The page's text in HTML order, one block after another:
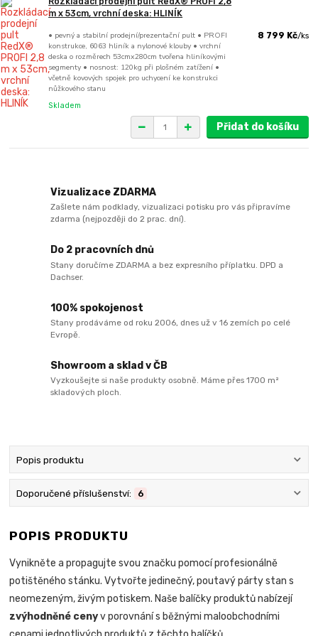
m x 53cm, vrchní deska: HLINÍK
• pevný a stabilní prodejní/prezentační pult • PROFI
konstrukce, 6063 hliník a nylonové klouby • vrchní
deska o rozměrech 53cmx280cm tvořena hliníkovými
segmenty • nosnost: 120kg při plošném zatížení •
včetně kovových spojek pro uchycení ke konstrukci
nůžkového stanu
8 799 Kč/ks
Skladem
Přidat do košíku
Vizualizace ZDARMA
Zašlete nám podklady, vizualizaci potisku pro vás připravíme
zdarma (nejpozději do 2 prac. dní).
Do 2 pracovních dnů
Stany doručíme ZDARMA a bez expresního příplatku. DPD a
Dachser.
100% spokojenost
Stany prodáváme od roku 2006, dnes už v 16 zemích po celé
Evropě.
Showroom a sklad v ČB
Vyzkoušejte si naše produkty osobně. Máme přes 1700 m²
skladových ploch.
Popis produktu
Doporučené příslušenství: 6
POPIS PRODUKTU
Vynikněte a propagujte svou značku pomocí profesionálně
potištěného stánku. Vytvořte jedinečný, poutavý párty stan s
neomezeným, živým potiskem. Naše balíčky produktů nabízejí
zvýhodněné cenyv porovnání s běžnými maloobchodními